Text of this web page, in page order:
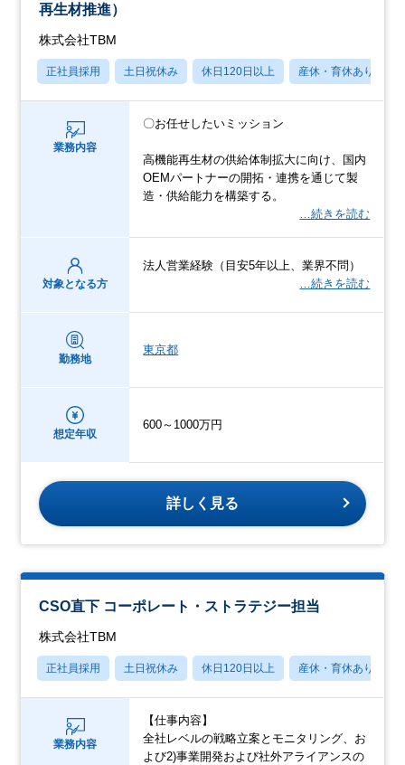
再生材推進）
株式会社TBM
正社員採用 土日祝休み 休日120日以上 産休・育休あり
業務内容
〇お任せしたいミッション
高機能再生材の供給体制拡大に向け、国内
OEMパートナーの開拓・連携を通じて製
造・供給能力を構築する。
…続きを読む
対象となる方
法人営業経験（目安5年以上、業界不問）
…続きを読む
勤務地
東京都
想定年収
600～1000万円
詳しく見る
CSO直下 コーポレート・ストラテジー担当
株式会社TBM
正社員採用 土日祝休み 休日120日以上 産休・育休あり
業務内容
【仕事内容】
全社レベルの戦略立案とモニタリング、お
よび2)事業開発および社外アライアンスの